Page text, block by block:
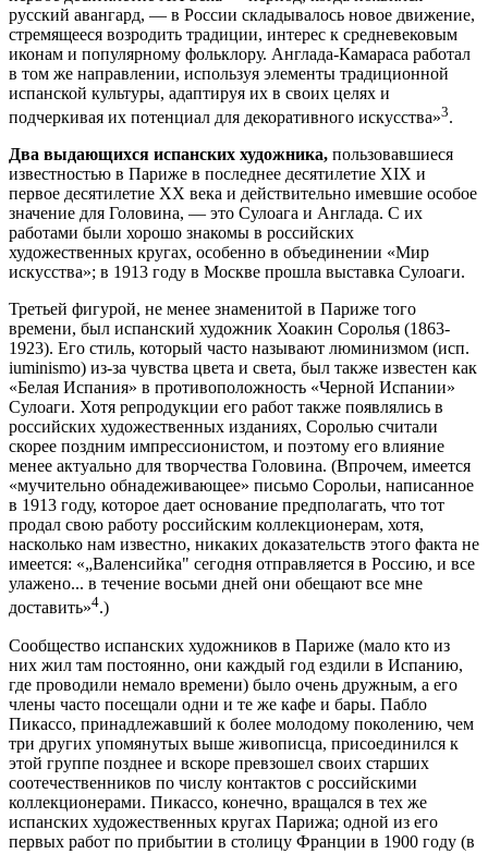
русский авангард, — в России складывалось новое движение,
стремящееся возродить традиции, интерес к средневековым
иконам и популярному фольклору. Англада-Камараса работал
в том же направлении, используя элементы традиционной
испанской культуры, адаптируя их в своих целях и
подчеркивая их потенциал для декоративного искусства»3.
Два выдающихся испанских художника, пользовавшиеся
известностью в Париже в последнее десятилетие XIX и
первое десятилетие XX века и действительно имевшие особое
значение для Головина, — это Сулоага и Англада. С их
работами были хорошо знакомы в российских
художественных кругах, особенно в объединении «Мир
искусства»; в 1913 году в Москве прошла выставка Сулоаги.
Третьей фигурой, не менее знаменитой в Париже того
времени, был испанский художник Хоакин Соролья (1863-
1923). Его стиль, который часто называют люминизмом (исп.
iuminismo) из-за чувства цвета и света, был также известен как
«Белая Испания» в противоположность «Черной Испании»
Сулоаги. Хотя репродукции его работ также появлялись в
российских художественных изданиях, Соролью считали
скорее поздним импрессионистом, и поэтому его влияние
менее актуально для творчества Головина. (Впрочем, имеется
«мучительно обнадеживающее» письмо Сорольи, написанное
в 1913 году, которое дает основание предполагать, что тот
продал свою работу российским коллекционерам, хотя,
насколько нам известно, никаких доказательств этого факта не
имеется: «„Валенсийка" сегодня отправляется в Россию, и все
улажено... в течение восьми дней они обещают все мне
доставить»4.)
Сообщество испанских художников в Париже (мало кто из
них жил там постоянно, они каждый год ездили в Испанию,
где проводили немало времени) было очень дружным, а его
члены часто посещали одни и те же кафе и бары. Пабло
Пикассо, принадлежавший к более молодому поколению, чем
три других упомянутых выше живописца, присоединился к
этой группе позднее и вскоре превзошел своих старших
соотечественников по числу контактов с российскими
коллекционерами. Пикассо, конечно, вращался в тех же
испанских художественных кругах Парижа; одной из его
первых работ по прибытии в столицу Франции в 1900 году (в